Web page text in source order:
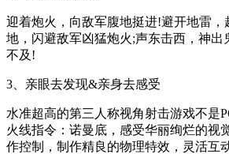
迎着炮火，向敌军腹地挺进!避开地雷，
地，闪避敌军凶猛炮火;声东击西，神出
不及!
3、亲眼去发现&亲身去感受
水准超高的第三人称视角射击游戏不是
火线指令：诺曼底，感受华丽绚烂的视
作控制，制作精良的物理特效，灵活互